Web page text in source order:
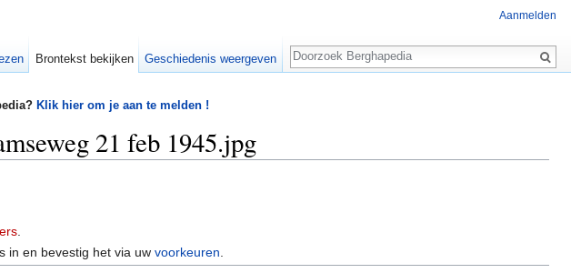
Klik hier om je aan te melden !
21 feb 1945.jpg
in en bevestig het via uwvoorkeuren
Aanmelden
Brontekst bekijken Geschiedenis weergeven
Zoeken